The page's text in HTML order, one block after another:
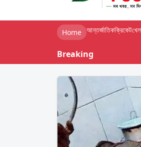
Home আন্তর্জাতিকক্রিকেট
Breaking